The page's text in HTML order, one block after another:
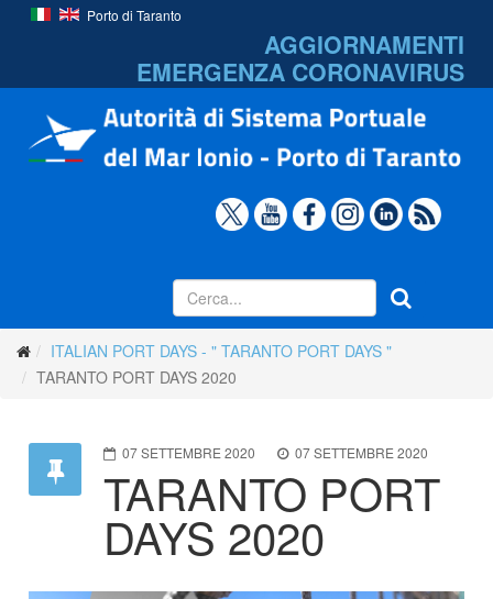
Porto di Taranto
AGGIORNAMENTI
EMERGENZA CORONAVIRUS
ITALIAN PORT DAYS - " TARANTO PORT DAYS "
TARANTO PORT DAYS 2020
07 SETTEMBRE 2020 07 SETTEMBRE 2020
TARANTO PORT
DAYS 2020